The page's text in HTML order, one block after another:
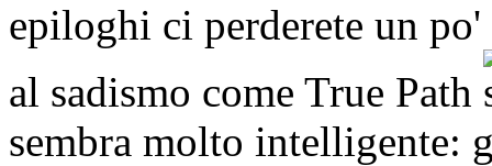
epiloghi ci perderete un
al sadismo come True Path
sembra molto intelligente: